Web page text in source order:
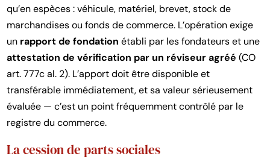
qu’en espèces : véhicule, matériel, brevet, stock de
marchandises ou fonds de commerce. L’opération exige
un rapport de fondation établi par les fondateurs et une
attestation de vérification par un réviseur agréé (CO
art. 777c al. 2). L’apport doit être disponible et
transférable immédiatement, et sa valeur sérieusement
évaluée — c’est un point fréquemment contrôlé par le
registre du commerce.
La cession de parts sociales